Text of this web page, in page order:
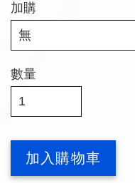
加購
數量
加入購物車